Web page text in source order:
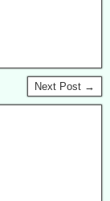
Next Post →